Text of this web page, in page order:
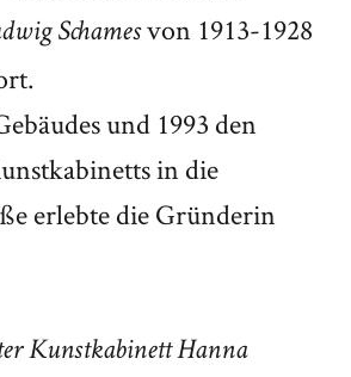
Schamesvon 1913-1928
und 1993 den
in die
erlebte die Gründerin
Kunstkabinett Hanna